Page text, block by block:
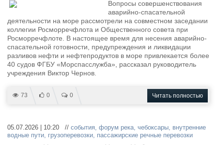
Вопросы совершенствования
аварийно-спасательной
деятельности на море рассмотрели на совместном заседании
коллегии Росморречфлота и Общественного совета при
Росморречфлоте. В настоящее время для несения аварийно-
спасательной готовности, предупреждения и ликвидации
разливов нефти и нефтепродуктов в море привлекается более
40 судов ФГБУ «Морспасслужба», рассказал руководитель
учреждения Виктор Чернов.
73 0 0 Читать полностью
05.07.2026 | 10:20 // события, форум река, чебоксары, внутренние
водные пути, грузоперевозки, пассажирские речные перевозки